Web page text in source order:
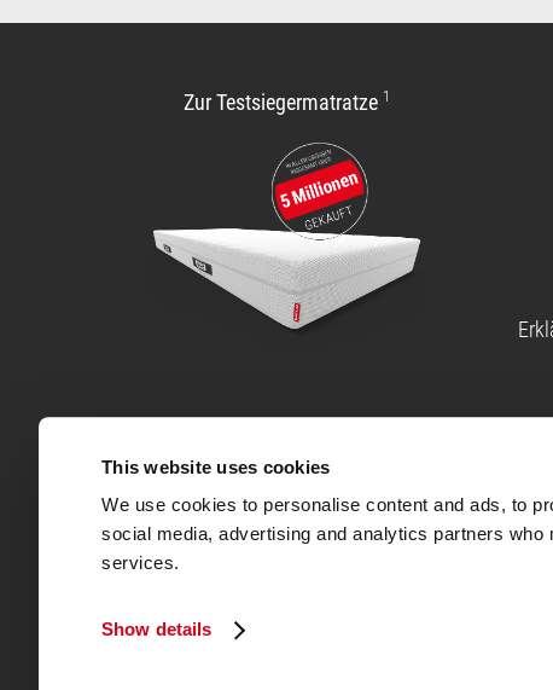
This website uses cookies
We use cookies to personalise content and ads, to
social media, advertising and analytics partners
services.
Show details
Zur Testsiegermatratze 1
Die BODYGUARD®Anti-Kartell-Matratze
Die BODYGUARD Boxspring Matratze wurde von
Integrität von Shopbewertungen sicherzustellen.